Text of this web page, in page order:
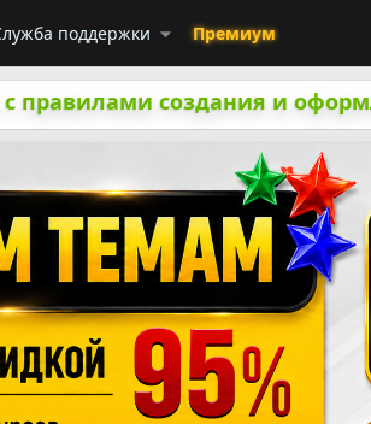
поддержки Премиум
правилами создания и